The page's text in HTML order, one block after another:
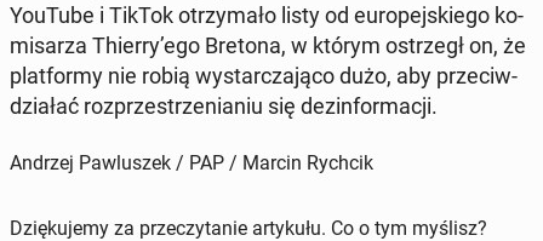
YouTube i TikTok otrzy­ma­ło listy od eu­ro­pej­skie­go ko­
mi­sa­rza Thierry’ego Bretona, w którym ostrzegł on, że
plat­for­my nie robią wy­star­cza­ją­co dużo, aby prze­ciw­
dzia­łać roz­prze­strze­nia­niu się dez­in­for­ma­cji.
Andrzej Pawluszek / PAP / Marcin Rychcik
Dziękujemy za przeczytanie artykułu. Co o tym myślisz?